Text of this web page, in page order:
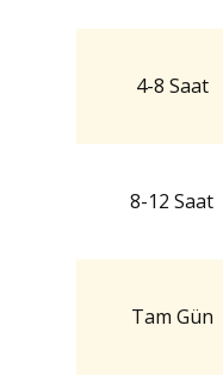
4-8 Saat
8-12 Saat
Tam Gün